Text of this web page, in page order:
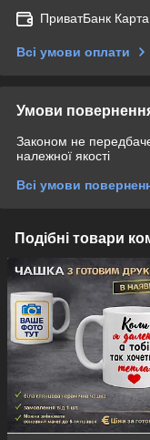
ПриватБанк Карта
Всі умови оплати
Умови
Законом не
належної якості
Всі умови
Подібні товари